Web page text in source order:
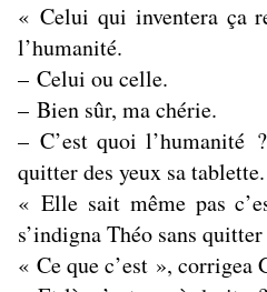
« Celui qui inventera ça
l’humanité.
– Celui ou celle.
– Bien sûr, ma chérie.
– C’est quoi l’humanité
quitter des yeux sa tablette.
« Elle sait même pas
s’indigna Théo sans
« Ce que c’est », corrigea